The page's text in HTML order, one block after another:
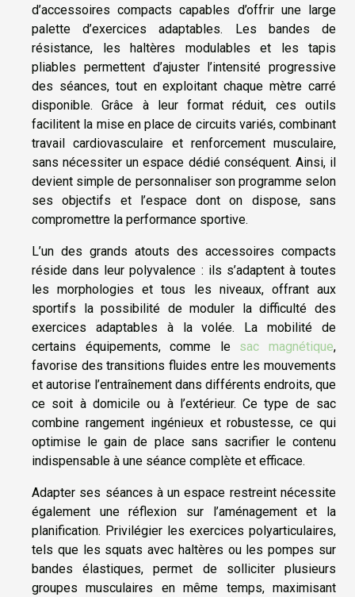
d’accessoires compacts capables d’offrir une large
palette d’exercices adaptables. Les bandes de
résistance, les haltères modulables et les tapis
pliables permettent d’ajuster l’intensité progressive
des séances, tout en exploitant chaque mètre carré
disponible. Grâce à leur format réduit, ces outils
facilitent la mise en place de circuits variés, combinant
travail cardiovasculaire et renforcement musculaire,
sans nécessiter un espace dédié conséquent. Ainsi, il
devient simple de personnaliser son programme selon
ses objectifs et l’espace dont on dispose, sans
compromettre la performance sportive.
L’un des grands atouts des accessoires compacts
réside dans leur polyvalence : ils s’adaptent à toutes
les morphologies et tous les niveaux, offrant aux
sportifs la possibilité de moduler la difficulté des
exercices adaptables à la volée. La mobilité de
certains équipements, comme le sac magnétique,
favorise des transitions fluides entre les mouvements
et autorise l’entraînement dans différents endroits, que
ce soit à domicile ou à l’extérieur. Ce type de sac
combine rangement ingénieux et robustesse, ce qui
optimise le gain de place sans sacrifier le contenu
indispensable à une séance complète et efficace.
Adapter ses séances à un espace restreint nécessite
également une réflexion sur l’aménagement et la
planification. Privilégier les exercices polyarticulaires,
tels que les squats avec haltères ou les pompes sur
bandes élastiques, permet de solliciter plusieurs
groupes musculaires en même temps, maximisant